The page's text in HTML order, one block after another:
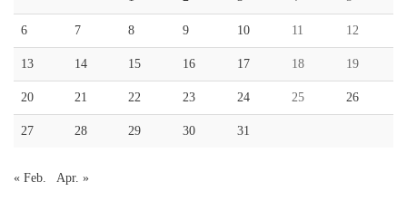
6 7 8 9 10 11 12
13 14 15 16 17 18 19
20 21 22 23 24 25 26
27 28 29 30 31
« Feb. Apr. »